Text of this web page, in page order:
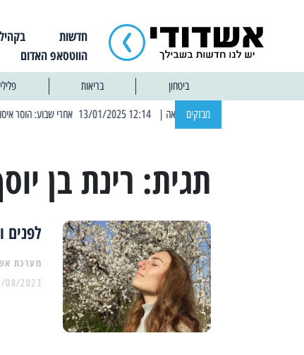
חדשות
הווטסאפ האדום
ביטחון בריאות
מבזקים | 12:14 13/01/2025 אחרי שבוע: הוסר איסור הרחצה בחופי אשדוד
תגית: רינת בן
מערכת
08/2023